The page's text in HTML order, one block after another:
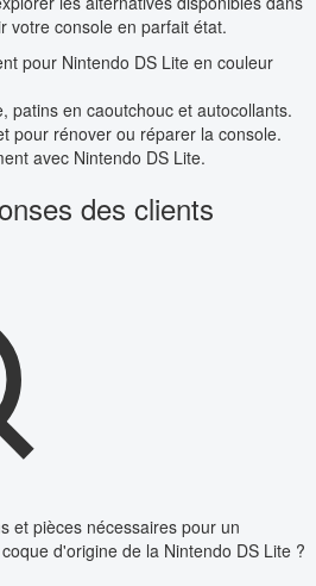
votre console en parfait état.
pour Nintendo DS Lite en couleur
patins en caoutchouc et autocollants.
pour rénover ou réparer la console.
avec Nintendo DS Lite.
des clients
et pièces nécessaires pour un
d'origine de la Nintendo DS Lite ?